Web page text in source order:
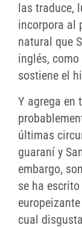
las traduce,
incorpora al
natural que
inglés, como
sostiene el
Y agrega en
últimas
guaraní y
embargo,
se ha
cual